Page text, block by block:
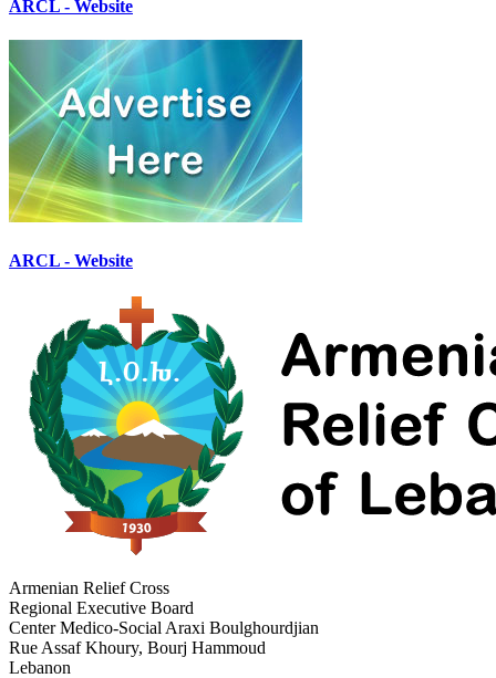
ARCL - Website
ARCL - Website
Armenian Relief Cross
Regional Executive Board
Center Medico-Social Araxi Boulghourdjian
Rue Assaf Khoury, Bourj Hammoud
Lebanon